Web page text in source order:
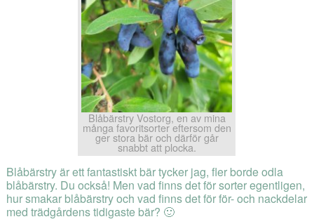
Blåbärstry Vostorg, en av mina
många favoritsorter eftersom den
ger stora bär och därför går
snabbt att plocka.
Blåbärstry är ett fantastiskt bär tycker jag, fler borde odla
blåbärstry. Du också! Men vad finns det för sorter egentligen,
hur smakar blåbärstry och vad finns det för för- och nackdelar
med trädgårdens tidigaste bär? 🙂